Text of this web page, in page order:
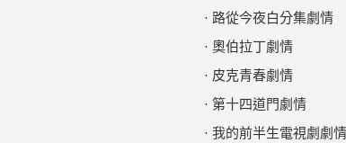
· 路從今夜白分集劇情
· 奧伯拉丁劇情
· 皮克青春劇情
· 第十四道門劇情
· 我的前半生電視劇劇情